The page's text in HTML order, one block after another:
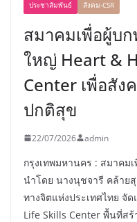
ประชาสัมพันธ์ สังคม-CSR
สมาคมเพื่อผู้บ
ใหญ่ Heart &
Center เพื่อสัง
ปกติสุข
22/07/2026 admin
กรุงเทพมหานคร : สมาคม
นำโดย นางนุชจารี คล้าย
ทางจิตแห่งประเทศไทย จั
Life Skills Center พื้นที่ส